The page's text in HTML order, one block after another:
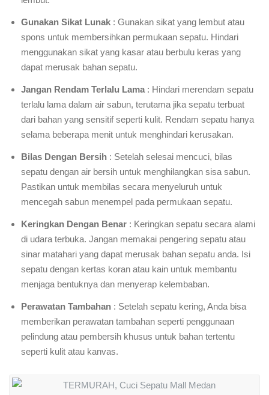
Gunakan Sikat Lunak : Gunakan sikat yang lembut atau
spons untuk membersihkan permukaan sepatu. Hindari
menggunakan sikat yang kasar atau berbulu keras yang
dapat merusak bahan sepatu.
Jangan Rendam Terlalu Lama : Hindari merendam sepatu
terlalu lama dalam air sabun, terutama jika sepatu terbuat
dari bahan yang sensitif seperti kulit. Rendam sepatu hanya
selama beberapa menit untuk menghindari kerusakan.
Bilas Dengan Bersih : Setelah selesai mencuci, bilas
sepatu dengan air bersih untuk menghilangkan sisa sabun.
Pastikan untuk membilas secara menyeluruh untuk
mencegah sabun menempel pada permukaan sepatu.
Keringkan Dengan Benar : Keringkan sepatu secara alami
di udara terbuka. Jangan memakai pengering sepatu atau
sinar matahari yang dapat merusak bahan sepatu anda. Isi
sepatu dengan kertas koran atau kain untuk membantu
menjaga bentuknya dan menyerap kelembaban.
Perawatan Tambahan : Setelah sepatu kering, Anda bisa
memberikan perawatan tambahan seperti penggunaan
pelindung atau pembersih khusus untuk bahan tertentu
seperti kulit atau kanvas.